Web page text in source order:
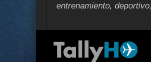
entrenamiento,